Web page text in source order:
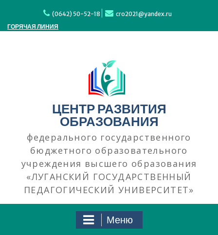
содержимому
(0642) 50-52-18
cro2021@yandex.ru
ГОРЯЧАЯ ЛИНИЯ
ЦЕНТР РАЗВИТИЯ
ОБРАЗОВАНИЯ
федерального государственного
бюджетного образовательного
учреждения высшего образования
«ЛУГАНСКИЙ ГОСУДАРСТВЕННЫЙ
ПЕДАГОГИЧЕСКИЙ УНИВЕРСИТЕТ»
Меню